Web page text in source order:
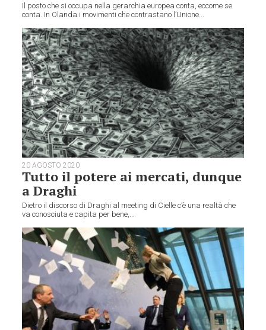
Il posto che si occupa nella gerarchia europea conta, eccome se
conta. In Olanda i movimenti che contrastano l’Unione...
20 AGOSTO 2020
Tutto il potere ai mercati, dunque
a Draghi
Dietro il discorso di Draghi al meeting di Cielle c’è una realtà che
va conosciuta e capita per bene,...